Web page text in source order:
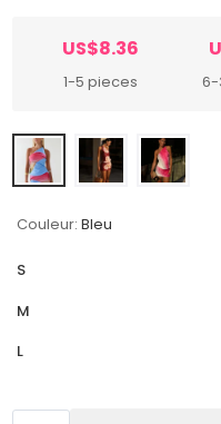
US$8.36
1-5 pieces 6-
Couleur: Bleu
S
M
L